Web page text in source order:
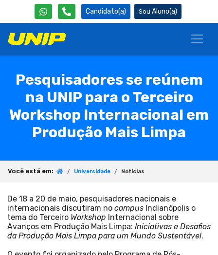
Candidato(a) Aluno(a)
Pesquisadores se reúnem
na UNIP para o Terceiro
Workshop Internacional em
Produção Mais Limpa
Você está em: Universidade Notícias
De 18 a 20 de maio, pesquisadores nacionais e
internacionais discutiram no campus Indianópolis o
tema do Terceiro Workshop Internacional sobre
Avanços em Produção Mais Limpa: Iniciativas e Desafios
da Produção Mais Limpa para um Mundo Sustentável.